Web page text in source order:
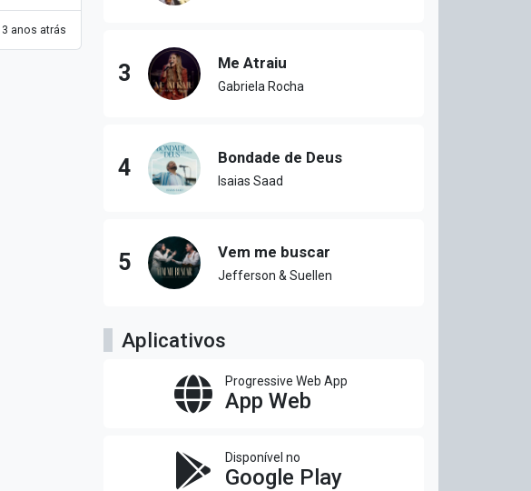
3 anos atrás
3 Me Atraiu
Gabriela Rocha
4 Bondade de Deus
Isaias Saad
5 Vem me buscar
Jefferson & Suellen
Aplicativos
Progressive Web App
App Web
Disponível no
Google Play